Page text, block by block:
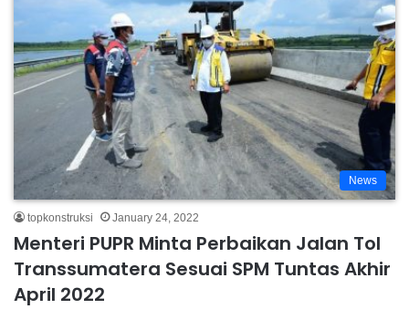
News
topkonstruksi January 24, 2022
Menteri PUPR Minta Perbaikan Jalan Tol
Transsumatera Sesuai SPM Tuntas Akhir
April 2022